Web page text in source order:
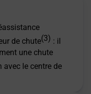
de chute(3) : il
une chute
avec le centre de